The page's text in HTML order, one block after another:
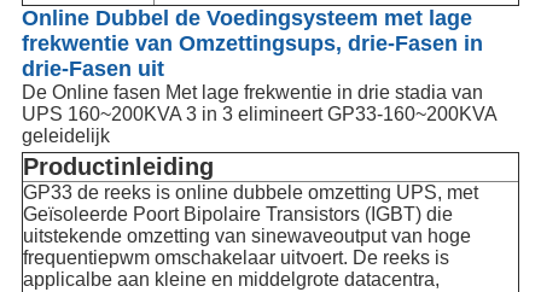
Online Dubbel de Voedingsysteem met lage
frekwentie van Omzettingsups, drie-Fasen in
drie-Fasen uit
De Online fasen Met lage frekwentie in drie stadia van
UPS 160~200KVA 3 in 3 elimineert GP33-160~200KVA
geleidelijk
Productinleiding
GP33 de reeks is online dubbele omzetting UPS, met
Geïsoleerde Poort Bipolaire Transistors (IGBT) die
uitstekende omzetting van sinewaveoutput van hoge
frequentiepwm omschakelaar uitvoert. De reeks is
applicalbe aan kleine en middelgrote datacentra,